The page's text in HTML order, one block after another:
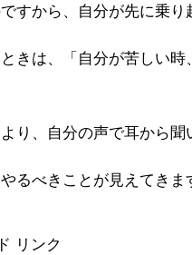
すから、自分が先に乗り
きは、「自分が苦しい
り、自分の声で耳から聞
るべきことが見えてきま
リンク